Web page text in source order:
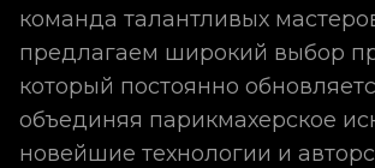
команда талантливых
предлагаем широкий выбор
который постоянно
объединяя парикмахерское
новейшие технологии и